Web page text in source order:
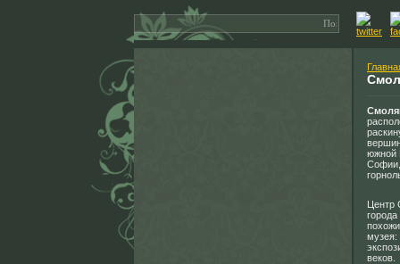
южной
Софии,
Центр
музея:
веков.